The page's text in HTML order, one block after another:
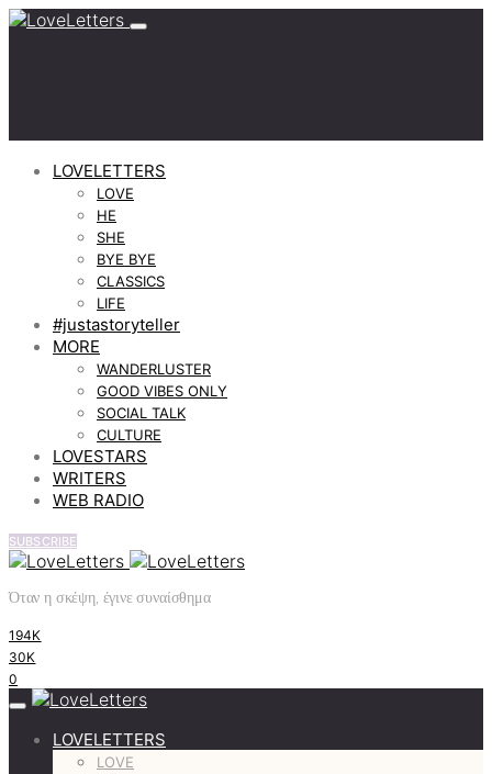
LOVELETTERS
LOVE
HE
SHE
BYE BYE
CLASSICS
LIFE
#justastoryteller
MORE
WANDERLUSTER
GOOD VIBES ONLY
SOCIAL TALK
CULTURE
LOVESTARS
WRITERS
WEB RADIO
SUBSCRIBE
Όταν η σκέψη, έγινε συναίσθημα
194K
30K
0
LOVELETTERS
LOVE